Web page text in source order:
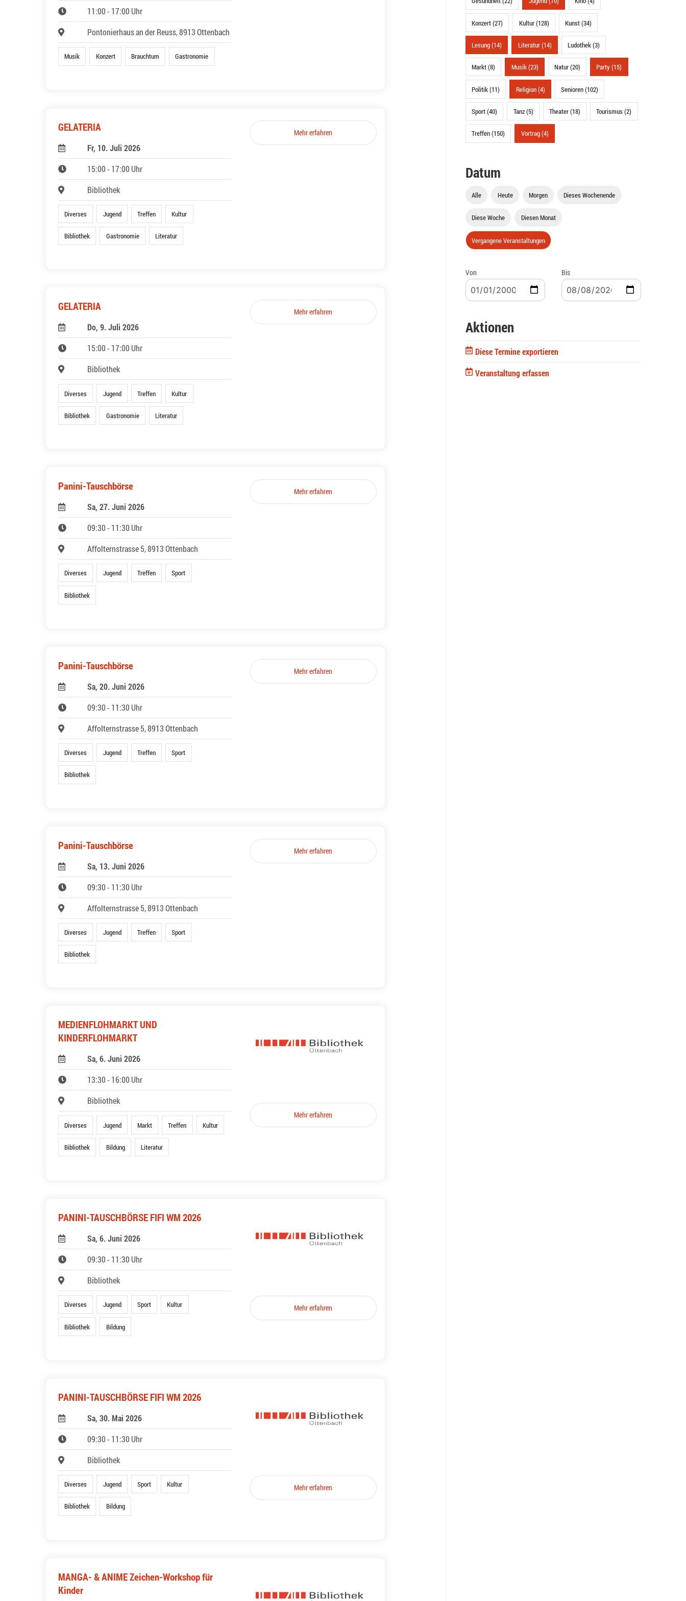
11:00 - 17:00 Uhr
Pontonierhaus an der Reuss, 8913 Ottenbach
Musik Konzert Brauchtum Gastronomie
GELATERIA
Fr, 10. Juli 2026
15:00 - 17:00 Uhr
Bibliothek
Diverses Jugend Treffen Kultur
Bibliothek Gastronomie Literatur
Mehr erfahren
GELATERIA
Do, 9. Juli 2026
15:00 - 17:00 Uhr
Bibliothek
Diverses Jugend Treffen Kultur
Bibliothek Gastronomie Literatur
Mehr erfahren
Panini-Tauschbörse
Sa, 27. Juni 2026
09:30 - 11:30 Uhr
Affolternstrasse 5, 8913 Ottenbach
Diverses Jugend Treffen Sport
Bibliothek
Mehr erfahren
Panini-Tauschbörse
Sa, 20. Juni 2026
09:30 - 11:30 Uhr
Affolternstrasse 5, 8913 Ottenbach
Diverses Jugend Treffen Sport
Bibliothek
Mehr erfahren
Panini-Tauschbörse
Sa, 13. Juni 2026
09:30 - 11:30 Uhr
Affolternstrasse 5, 8913 Ottenbach
Diverses Jugend Treffen Sport
Bibliothek
Mehr erfahren
MEDIENFLOHMARKT UND
KINDERFLOHMARKT
Sa, 6. Juni 2026
13:30 - 16:00 Uhr
Bibliothek
Diverses Jugend Markt Treffen Kultur
Bibliothek Bildung Literatur
Mehr erfahren
PANINI-TAUSCHBÖRSE FIFI WM 2026
Sa, 6. Juni 2026
09:30 - 11:30 Uhr
Bibliothek
Diverses Jugend Sport Kultur
Bibliothek Bildung
Mehr erfahren
PANINI-TAUSCHBÖRSE FIFI WM 2026
Sa, 30. Mai 2026
09:30 - 11:30 Uhr
Bibliothek
Diverses Jugend Sport Kultur
Bibliothek Bildung
Mehr erfahren
MANGA- & ANIME Zeichen-Workshop für
Kinder
Konzert (27) Kultur (128) Kunst (34)
Lesung (14) Literatur (14) Ludothek (3)
Markt (8) Musik (23) Natur (20) Party (15)
Politik (11) Religion (4) Senioren (102)
Sport (40) Tanz (5) Theater (18) Tourismus (2)
Treffen (150) Vortrag (4)
Datum
Alle Heute Morgen Dieses Wochenende
Diese Woche Diesen Monat
Vergangene Veranstaltungen
Von Bis
Aktionen
Diese Termine exportieren
Veranstaltung erfassen